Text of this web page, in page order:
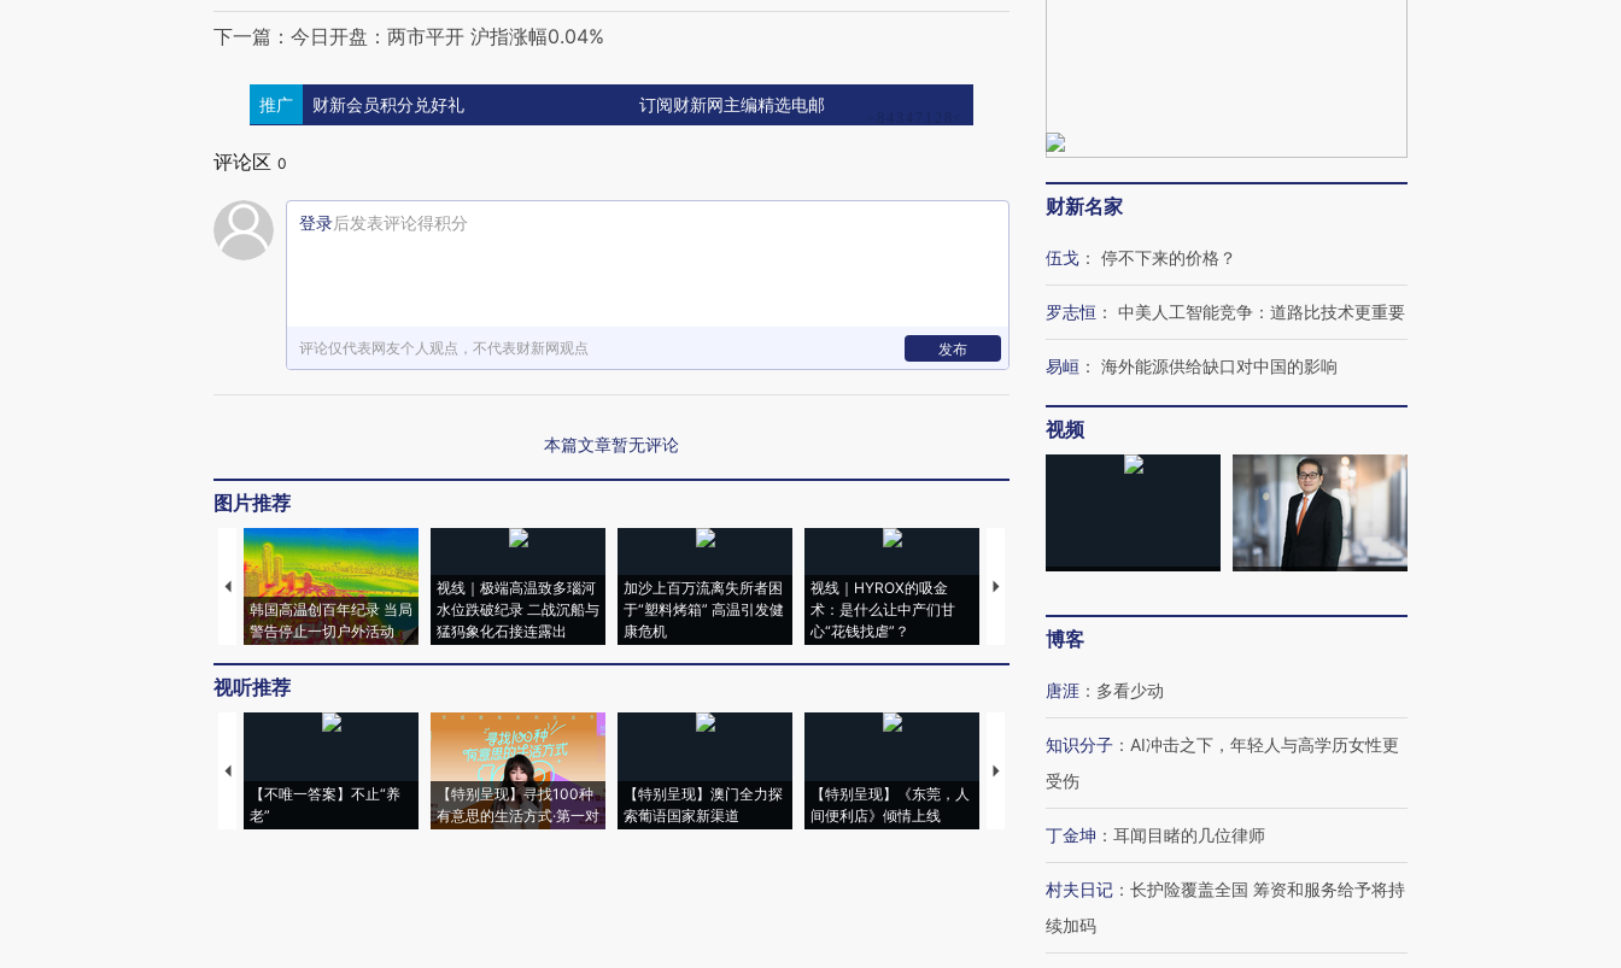
下一篇：今日开盘：两市平开 沪指涨幅0.04%
推广 财新会员积分兑好礼 订阅财新网主编精选电邮
评论区 0
登录后发表评论得积分
评论仅代表网友个人观点，不代表财新网观点 发布
本篇文章暂无评论
图片推荐
韩国高温创百年纪录 当局
警告停止一切户外活动
视线｜极端高温致多瑙河
水位跌破纪录 二战沉船与
猛犸象化石接连露出
加沙上百万流离失所者困
于“塑料烤箱” 高温引发健
康危机
视线｜HYROX的吸金
术：是什么让中产们甘
心“花钱找虐”？
马航飞行员跨国走私7万
视听推荐
【不唯一答案】不止“养
老”
【特别呈现】寻找100种
有意思的生活方式·第一对
【特别呈现】澳门全力探
索葡语国家新渠道
【特别呈现】《东莞，人
间便利店》倾情上线
【推广】走进第四届链博
会，让数智科技“链”接产
财新名家
伍戈 ： 停不下来的价格？
罗志恒 ： 中美人工智能竞争：道路比技术更重要
易峘 ： 海外能源供给缺口对中国的影响
视频
博客
唐涯 ： 多看少动
知识分子 ： AI冲击之下，年轻人与高学历女性更
受伤
丁金坤 ： 耳闻目睹的几位律师
村夫日记 ： 长护险覆盖全国 筹资和服务给予将持
续加码